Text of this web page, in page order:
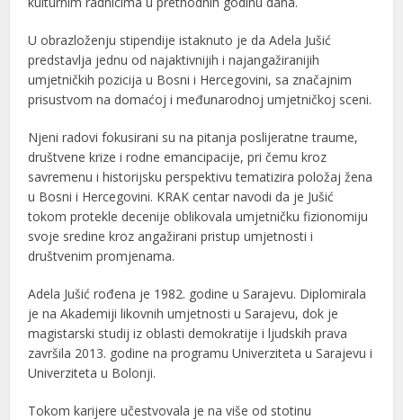
U obrazloženju stipendije istaknuto je daAdela Jušić
predstavlja jednu od najaktivnijih i najangažiranijih
umjetničkih pozicija u Bosni i Hercegovini, sa značajnim
prisustvom na domaćoj i međunarodnoj umjetničkoj sceni.
Njeni radovi fokusirani su na pitanja poslijeratne traume,
društvene krize i rodne emancipacije, pri čemu kroz
savremenu i historijsku perspektivu tematizira položaj žena
u Bosni i Hercegovini. KRAK centar navodi da je Jušić
tokom protekle decenije oblikovala umjetničku fizionomiju
svoje sredine kroz angažirani pristup umjetnosti i
društvenim promjenama.
Adela Jušić rođena je 1982. godine u Sarajevu. Diplomirala
je na Akademiji likovnih umjetnosti u Sarajevu, dok je
magistarski studij iz oblasti demokratije i ljudskih prava
završila 2013. godine na programu Univerziteta u Sarajevu i
Univerziteta u Bolonji.
Tokom karijere učestvovala je na više od stotinu